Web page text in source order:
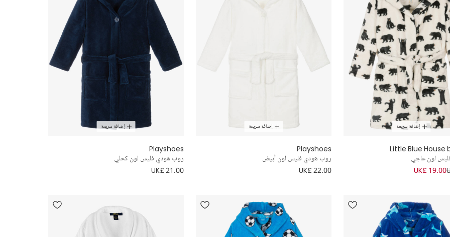
إضافة سريعة
Little Blue House
لون عاجي
UK£ 19.00
إضافة سريعة
Playshoes
روب هودي فليس لون أبيض
UK£ 22.00
إضافة سريعة
Playshoes
روب هودي فليس لون كحلي
UK£ 21.00